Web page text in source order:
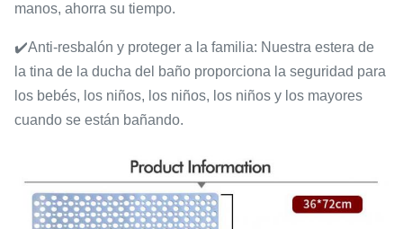
manos, ahorra su tiempo.
✔️Anti-resbalón y proteger a la familia: Nuestra estera de
la tina de la ducha del baño proporciona la seguridad para
los bebés, los niños, los niños, los niños y los mayores
cuando se están bañando.